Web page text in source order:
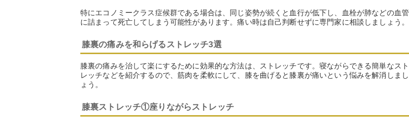
特にエコノミークラス症候群である場合は、同じ姿勢が続くと血行が低下し、血栓が肺などの血管
に詰まって死亡してしまう可能性があります。痛い時は自己判断せずに専門家に相談しましょう。
膝裏の痛みを和らげるストレッチ3選
膝裏の痛みを治して楽にするために効果的な方法は、ストレッチです。寝ながらできる簡単なスト
レッチなどを紹介するので、筋肉を柔軟にして、膝を曲げると膝裏が痛いという悩みを解消しまし
ょう。
膝裏ストレッチ①座りながらストレッチ